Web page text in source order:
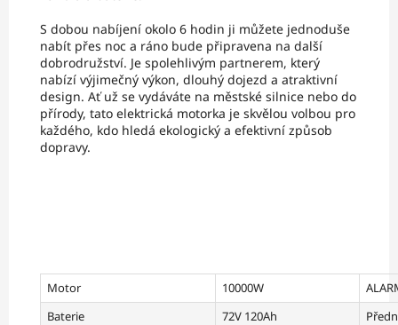
S dobou nabíjení okolo 6 hodin ji můžete jednoduše
nabít přes noc a ráno bude připravena na další
dobrodružství. Je spolehlivým partnerem, který
nabízí výjimečný výkon, dlouhý dojezd a atraktivní
design. Ať už se vydáváte na městské silnice nebo do
přírody, tato elektrická motorka je skvělou volbou pro
každého, kdo hledá ekologický a efektivní způsob
dopravy.
Motor 10000W
Baterie
72V 120Ah